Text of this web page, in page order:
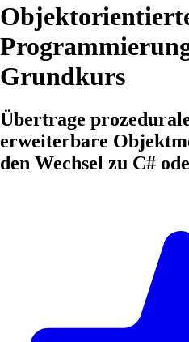
Grundkurs
Übertrage
erweiterbare
den Wechsel zu C#